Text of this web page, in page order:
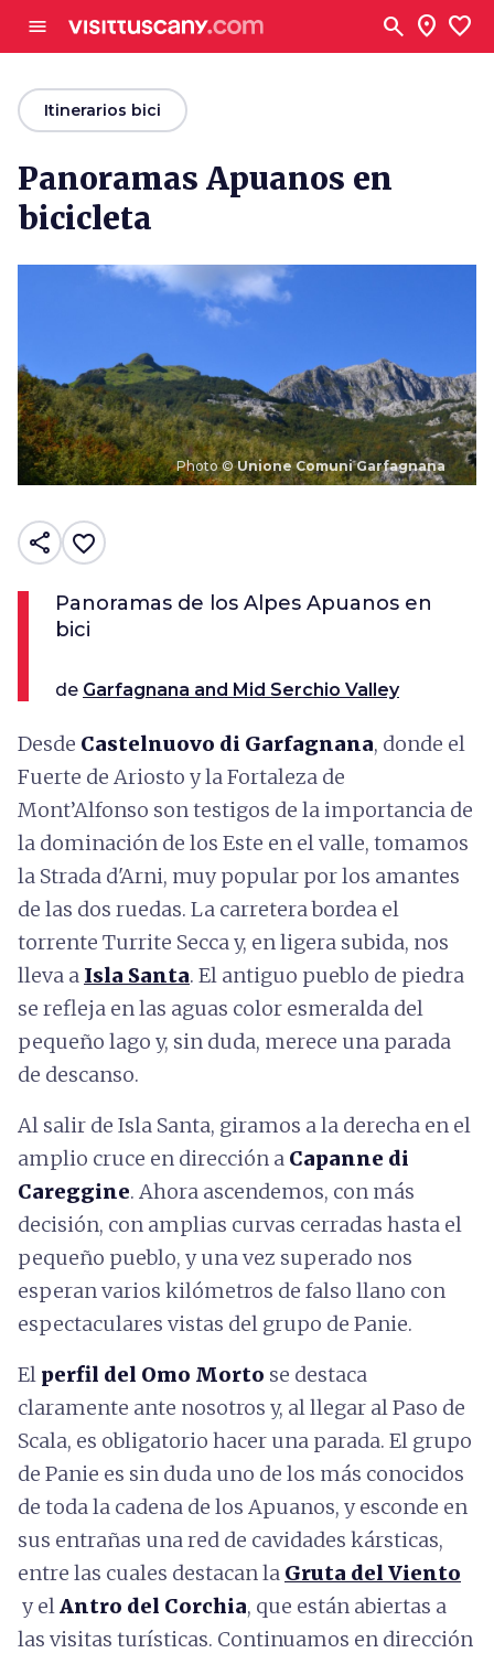
menu search location_on favorite
arrow_backItinerarios bici
Panoramas Apuanos en
bicicleta
Photo ©Unione Comuni Garfagnana
share favorite_border
Panoramas de los Alpes Apuanos en
bici
de Garfagnana and Mid Serchio Valley
Desde Castelnuovo di Garfagnana, donde el
Fuerte de Ariosto y la Fortaleza de
Mont’Alfonso son testigos de la importancia de
la dominación de los Este en el valle, tomamos
la Strada d'Arni, muy popular por los amantes
de las dos ruedas. La carretera bordea el
torrente Turrite Secca y, en ligera subida, nos
lleva a Isla Santa. El antiguo pueblo de piedra
se refleja en las aguas color esmeralda del
pequeño lago y, sin duda, merece una parada
de descanso.
Al salir de Isla Santa, giramos a la derecha en el
amplio cruce en dirección a Capanne di
Careggine. Ahora ascendemos, con más
decisión, con amplias curvas cerradas hasta el
pequeño pueblo, y una vez superado nos
esperan varios kilómetros de falso llano con
espectaculares vistas del grupo de Panie.
El perfil del Omo Morto se destaca
claramente ante nosotros y, al llegar al Paso de
Scala, es obligatorio hacer una parada. El grupo
de Panie es sin duda uno de los más conocidos
de toda la cadena de los Apuanos, y esconde en
sus entrañas una red de cavidades kársticas,
entre las cuales destacan la Gruta del Viento
y elAntro del Corchia, que están abiertas a
las visitas turísticas. Continuamos en dirección